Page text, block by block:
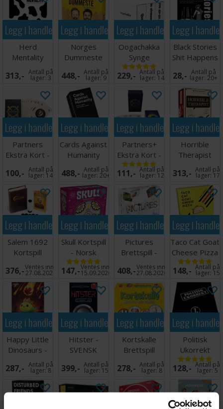
Legg i handlekurven
Herd
Mentality
Partyspill
313,- Antall på
lager:3
Legg i handlekurven
Norges
Dummeste
Deluxe
Brettspill
448,- Antall på
lager:9
Legg i handlekurven
Oogachakka
Synge
Kortspill
229,- Antall på
lager: 14
Legg i
Black Stories
Shit Happens
Kortspill
28,- Antall på
lager:20+
Legg i handlekurven
Partners
Ekstra Kort -
Norsk
100,- Antall på
lager: 14
Legg i handlekurven
Cards Against
Humanity
Kortspill
488,- Antall på
lager:20+
Legg i handlekurven
Partners+
Ekstra Kort -
Norsk
111,- Antall på
lager: 12
Legg i
Horrible
Therapist
Partyspill
313,- Antall på
lager: 17
Legg i handlekurven
Salem 1692
Kortspill
376,-Ventes inn
27.08.2026
Legg i handlekurven
Skull Kortspill
- Norsk
utgave
147,-Ventes inn
15.09.2026
Legg i handlekurven
Pictures
Brettspill -
Norsk
408,-Ventes inn
27.08.2026
Legg i
Taco Cat Goat
Cheese Pizza
Brettspill
148,- Antall på
lager: 15
Legg i handlekurven
Happy Little
Dinosaurs -
Norske regler
287,- Antall på
lager:8
Legg i handlekurven
Hitster -
SVENSK
399,- Antall på
lager: 15
Legg i handlekurven
Kortskalle
Brettspill
278,- Antall på
lager:8
Legg i
Politisk
Ukorrekt
Utvidelse 1
128,- Antall på
lager:5